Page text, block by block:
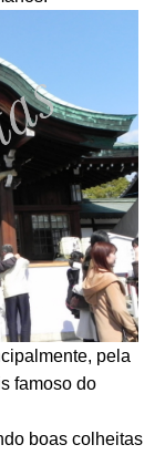
pela
famoso do
boas colheitas